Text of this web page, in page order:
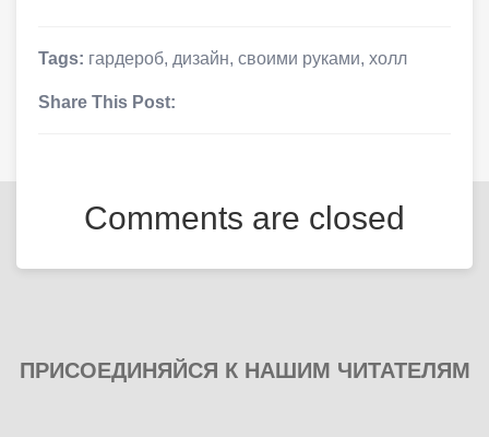
Tags: гардероб, дизайн, своими руками, холл
Share This Post:
Comments are closed
ПРИСОЕДИНЯЙСЯ К НАШИМ ЧИТАТЕЛЯМ